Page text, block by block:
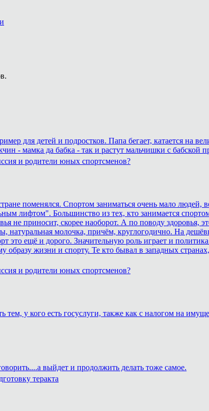
для детей и подростков. Папа бегает, катается на
- мамка да бабка - так и растут мальчишки с бабской
и родители юных спортсменов?
поменялся. Спортом заниматься очень мало
лифтом". Большинство из тех, кто занимается
не приносит, скорее наоборот. А по поводу здоровья,
натуральная молочка, причём, круглогодично. На
это ещё и дорого. Значительную роль играет и
образу жизни и спорту. Те кто бывал в западных
и родители юных спортсменов?
тем, у кого есть госуслуги, также как с налогом на
выйдет и продолжить делать тоже самое.
теракта